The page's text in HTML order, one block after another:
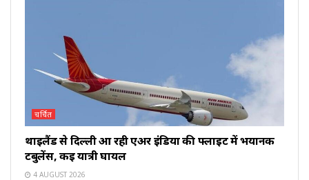
चर्चित
थाइलैंड से दिल्ली आ रही एअर इंडिया की फ्लाइट में भयानक
टर्बुलेंस, कई यात्री घायल
4 AUGUST 2026